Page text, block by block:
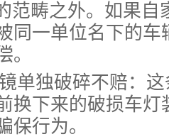
范畴之外。如果
同一单位名下的
。
单独破碎不赔：
换下来的破损车
保行为。